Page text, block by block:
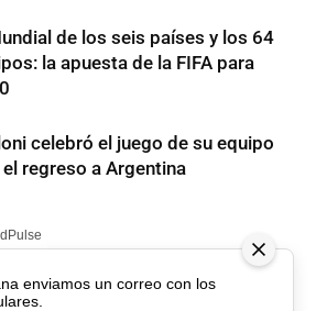
de los seis países y los 64
la apuesta de la FIFA para
celebró el juego de su equipo
regreso a Argentina
enviamos un correo con los